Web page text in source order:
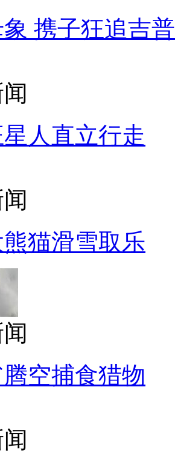
携子狂追吉
人直立行走
猫滑雪取乐
空捕食猎物